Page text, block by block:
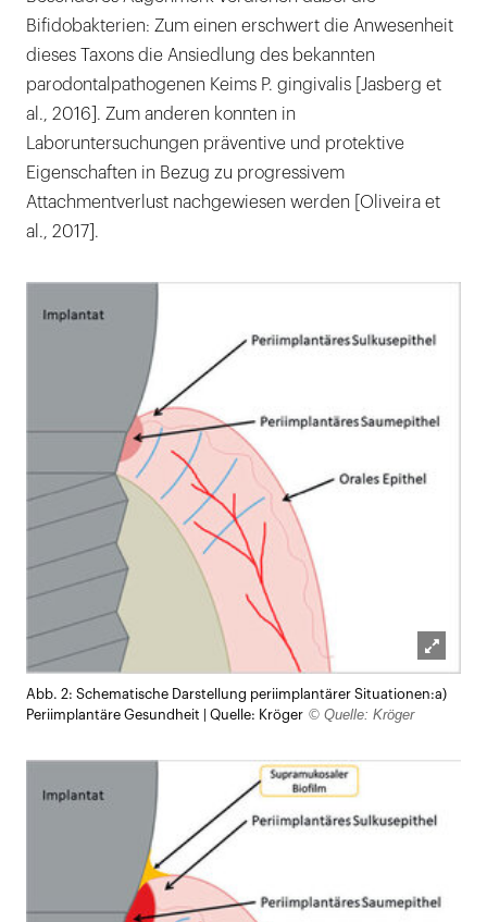
Bifidobakterien: Zum einen erschwert die Anwesenheit
dieses Taxons die Ansiedlung des bekannten
parodontalpathogenen Keims P. gingivalis [Jasberg et
al., 2016]. Zum anderen konnten in
Laboruntersuchungen präventive und protektive
Eigenschaften in Bezug zu progressivem
Attachmentverlust nachgewiesen werden [Oliveira et
al., 2017].
öffnen
Abb. 2: Schematische Darstellung periimplantärer Situationen:a)
Periimplantäre Gesundheit | Quelle: Kröger © Quelle: Kröger